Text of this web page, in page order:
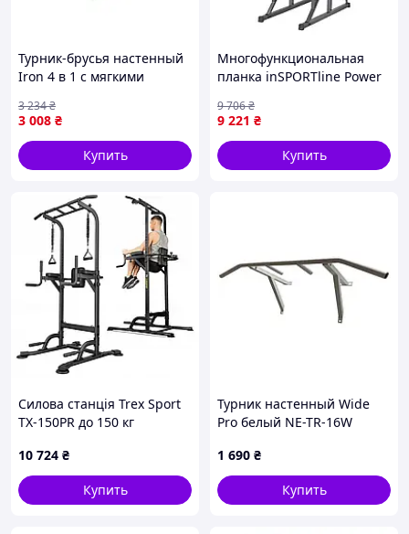
Турник-брусья настенный
Iron 4 в 1 с мягкими
Sara
3 008 ₴
3 234₴
Купить
Многофункциональная
планка inSPORTline Power
отдельностоящими
перилами для укрепления
мышц всего
9 221 ₴
9 706₴
Купить
Силова станція Trex Sport
TX-150PR до 150 кг
10 724 ₴
Купить
Турник настенный Wide
Pro белый NE-TR-16W
1 690 ₴
Купить